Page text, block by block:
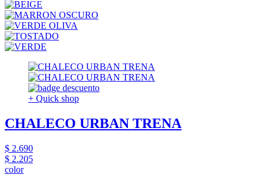
+ Quick shop
CHALECO URBAN TRENA
$ 2.690
$ 2.205
color